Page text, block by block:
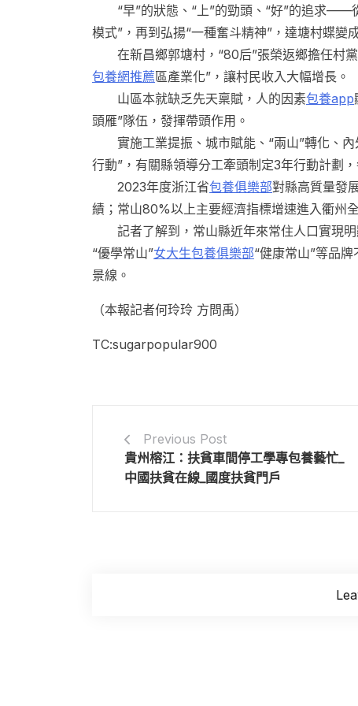
“早”的狀態、“上”的勁頭、“好”的追求——
模式”，再到弘揚“一種奮斗精神”，達塘村蝶變
在新昌鄉郭塘村，“80后”張榮返鄉擔任村黨
包養網推薦區產業化”，讓村民收入大幅增長。
山區本就缺乏先天稟賦，人的因素包養app
頭雁”隊伍，發揮帶頭作用。
實施工業提振、城市賦能、“兩山”轉化、內
行動”，有關縣領導分工牽頭制定3年行動計劃
2023年度浙江省包養俱樂部對縣高質量發
績；常山80%以上主要經濟指標增速進入衢州
記者了解到，常山縣近年來常住人口實現明
“優學常山”女大生包養俱樂部“健康常山”等品
景線。
（本報記者何玲玲 方問禹）
TC:sugarpopular900
Previous Post
貴州榕江：扶貧車間停工學專包養藝忙_
中國扶貧在線_國度扶貧門戶